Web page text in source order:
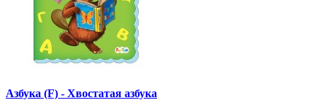
Азбука (F) - Хвостатая азбука